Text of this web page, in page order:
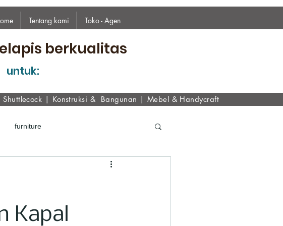
Tentang kami Toko - Agen
berkualitas
untuk:
Shuttlecock | Konstruksi & Bangunan | Mebel & Handycraft
furniture
Kapal